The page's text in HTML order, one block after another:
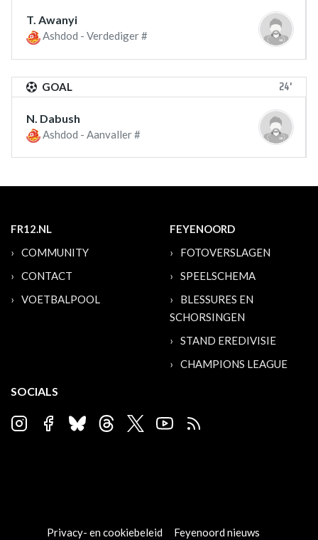
T. Awanyi
Ashdod - Verdediger #
GOAL 24'
N. Dabush
Ashdod - Aanvaller #
FR12.NL
COMMUNITY
CONTACT
VOETBALPOOL
FEYENOORD
FOTOVERSLAGEN
SPEELSCHEMA
BLESSURES EN
SCHORSINGEN
STAND EREDIVISIE
CHAMPIONS LEAGUE
SOCIALS
Privacy- en cookiebeleid Feyenoord nieuws